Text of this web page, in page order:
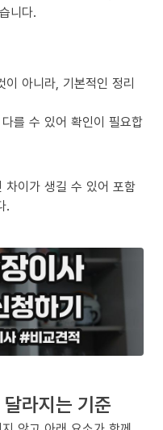
니다.
아니라, 기본적인 정리
를 수 있어 확인이 필요합
차이가 생길 수 있어 포함
.
라지는 기준